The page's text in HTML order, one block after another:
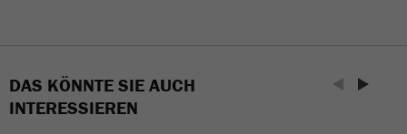
DAS KÖNNTE SIE AUCH
INTERESSIEREN